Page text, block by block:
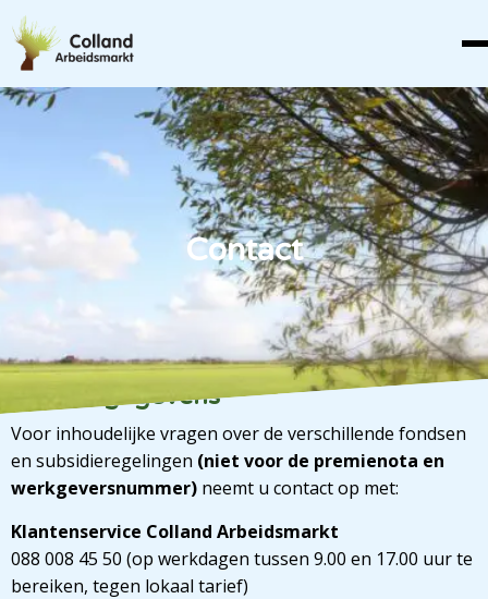
Contact
Contactgegevens
Voor inhoudelijke vragen over de verschillende fondsen
en subsidieregelingen (niet voor de premienota en
werkgeversnummer) neemt u contact op met:
Klantenservice Colland Arbeidsmarkt
088 008 45 50 (op werkdagen tussen 9.00 en 17.00 uur te
bereiken, tegen lokaal tarief)